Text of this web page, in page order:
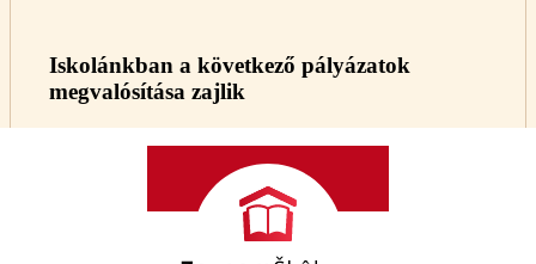
Iskolánkban a következő pályázatok
megvalósítása zajlik